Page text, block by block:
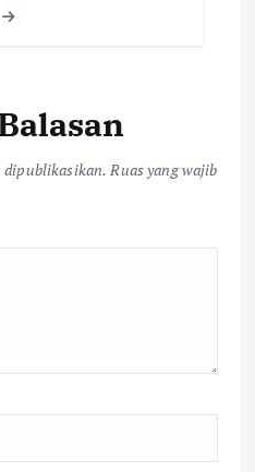
dipublikasikan. Ruas yang wajib